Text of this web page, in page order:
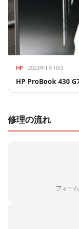
HP 2023年1月10日
HP ProBook 430
修理の流れ
フォー